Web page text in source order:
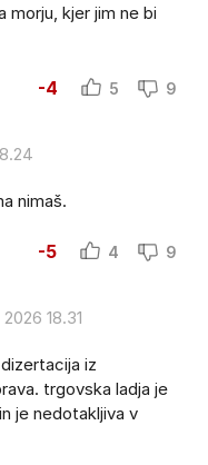
morju, kjer jim ne bi
-4 5 9
nimaš.
-5 4 9
18.31
iz
trgovska ladja je
je nedotakljiva v